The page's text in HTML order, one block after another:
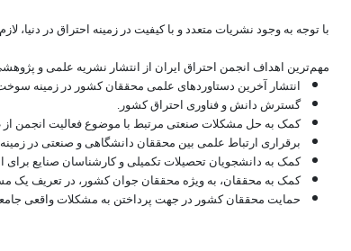
با توجه به وجود نشریات متعدد و با کیفیت در زمینه احتراق در
مهم‌ترین اهداف انجمن احتراق ایران از انتشار نشریه علمی و
انتشار آخرین دستاوردهای علمی محققان کشور در زمینه
گسترش دانش و فناوری احتراق کشور.
کمک به حل مشکلات صنعتی مرتبط با موضوع فعالیت انجمن از
برقراری ارتباط علمی بین محققان دانشگاهی و صنعتی در
کمک به دانشجویان تحصیلات تکمیلی و کارشناسان صنایع
کمک به محققان، به ویژه محققان جوان کشور، در تعریف یک
حمایت محققان کشور در جهت پرداختن به مشکلات واقعی